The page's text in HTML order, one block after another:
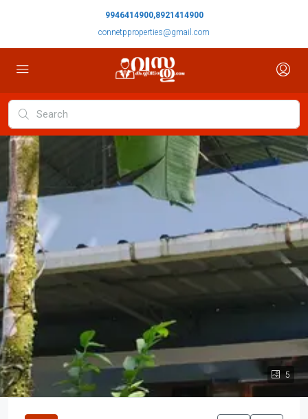
9946414900,8921414900
connetpproperties@gmail.com
5